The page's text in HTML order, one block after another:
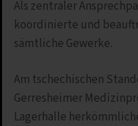
Als zentraler
koordinierte und
sämtliche Gewerke.
Am tschechischen
Gerresheimer
Lagerhalle